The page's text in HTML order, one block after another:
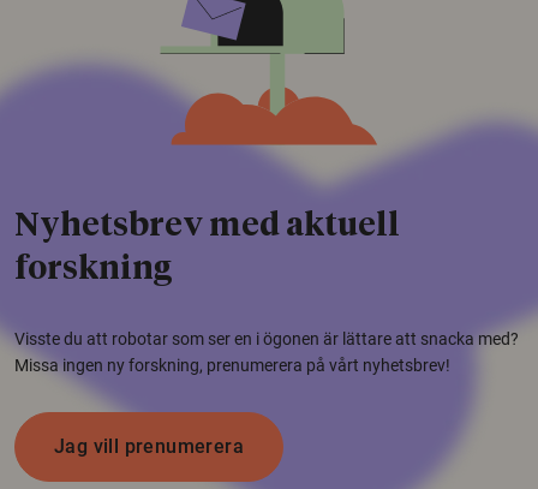
Nyhetsbrev med aktuell
forskning
Visste du att robotar som ser en i ögonen är lättare att snacka med?
Missa ingen ny forskning, prenumerera på vårt nyhetsbrev!
Jag vill prenumerera